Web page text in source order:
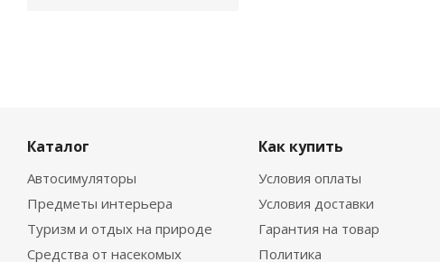
Каталог
Автосимуляторы
Предметы интерьера
Туризм и отдых на природе
Средства от насекомых
Как купить
Условия оплаты
Условия доставки
Гарантия на товар
Политика